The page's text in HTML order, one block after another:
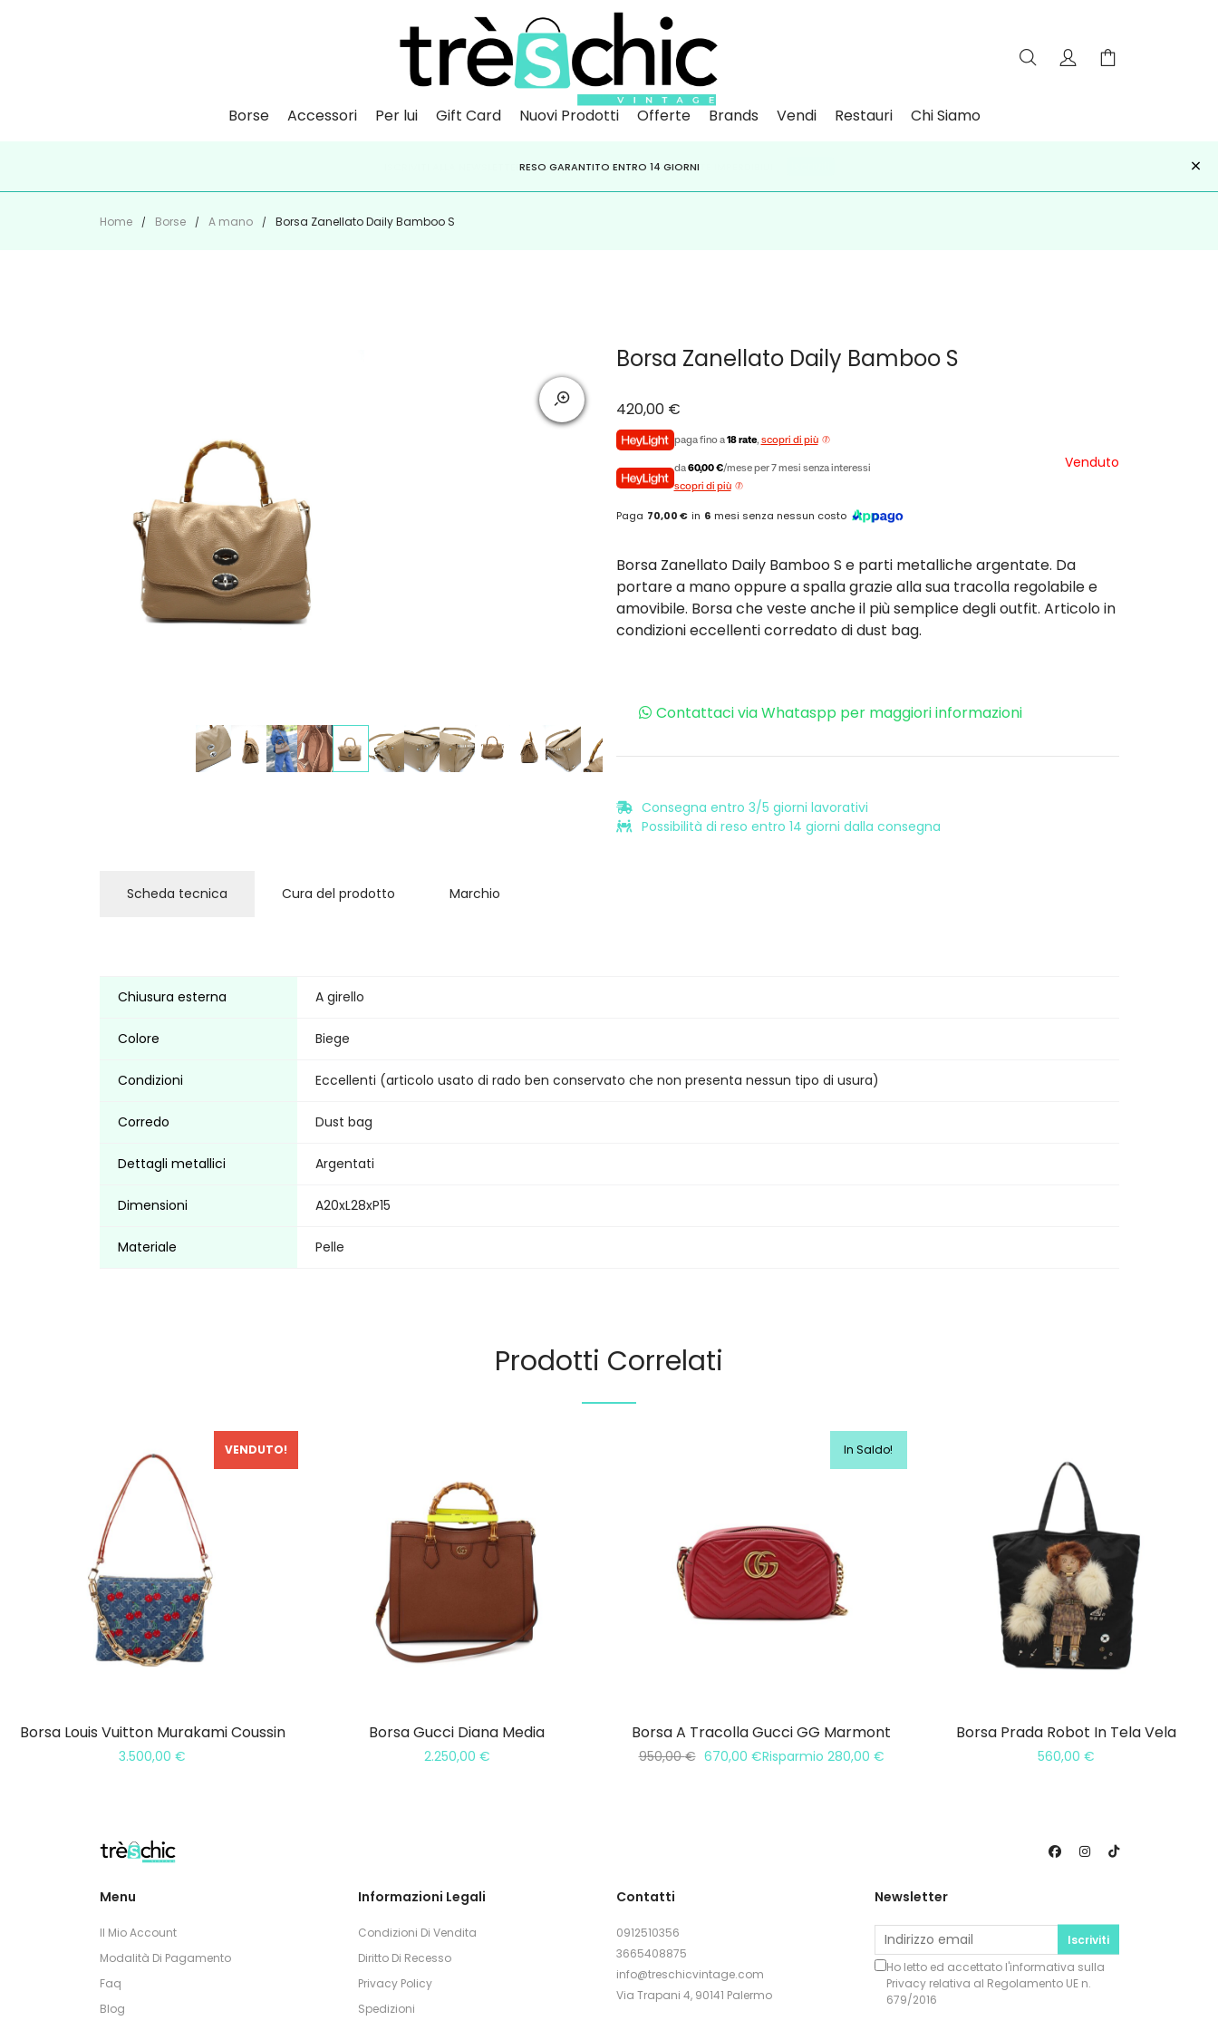
Borse Accessori Per lui Gift Card Nuovi Prodotti Offerte Brands Vendi Restauri Chi Siamo
PAGA A RATE CONKLARNA,HEYLIGHT,APPAGO
ISCRIVITI ALLA NEWSLETTER PER NON PERDERE SCONTI E OFFERTE IMPERDIBILI!
RESO GARANTITO ENTRO 14 GIORNI ×
Home Borse A mano Borsa Zanellato Daily Bamboo S
Borsa Zanellato Daily Bamboo S
420,00 €
paga fino a18 rate, scopri di più
da60,00 €/mese per 7 mesi senza interessi
scopri di più
Paga 70,00 € in 6 mesi senza nessun costo
Venduto
Borsa Zanellato Daily Bamboo S e parti metalliche argentate. Da
portare a mano oppure a spalla grazie alla sua tracolla regolabile e
amovibile. Borsa che veste anche il più semplice degli outfit. Articolo in
condizioni eccellenti corredato di dust bag.
Contattaci via Whataspp per maggiori informazioni
Consegna entro 3/5 giorni lavorativi
Possibilità di reso entro 14 giorni dalla consegna
Scheda tecnica Cura del prodotto Marchio
Chiusura esterna A girello
Colore Biege
Condizioni Eccellenti (articolo usato di rado ben conservato che non presenta nessun tipo di usura)
Corredo Dust bag
Dettagli metallici Argentati
Dimensioni A20xL28xP15
Materiale Pelle
Prodotti Correlati
VENDUTO!
Borsa Louis Vuitton Murakami Coussin
3.500,00 €
Borsa Gucci Diana Media
2.250,00 €
In Saldo!
Borsa A Tracolla Gucci GG Marmont
950,00€ 670,00 €Risparmio 280,00 €
Borsa Prada Robot In Tela Vela
560,00 €
Menu
Il Mio Account
Modalità Di Pagamento
Faq
Blog
Informazioni Legali
Condizioni Di Vendita
Diritto Di Recesso
Privacy Policy
Spedizioni
Contatti
0912510356
3665408875
info@treschicvintage.com
Via Trapani 4, 90141 Palermo
Newsletter
Iscriviti
Ho letto ed accettato l'informativa sulla
Privacyrelativa al Regolamento UE n.
679/2016